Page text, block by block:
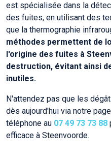
est spécialisée dans la
des fuites, en utilisant des
que la thermographie
méthodes permettent de
l'origine des fuites à
destruction, évitant ainsi
inutiles.
N'attendez pas que les
dès aujourd'hui via notre
téléphone au 07 49 73 73 88
efficace à Steenvoorde.